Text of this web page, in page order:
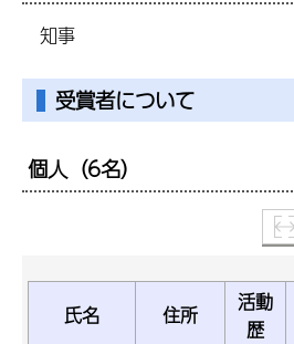
知事
受賞者について
個人（6名）
氏名 住所
活動
歴